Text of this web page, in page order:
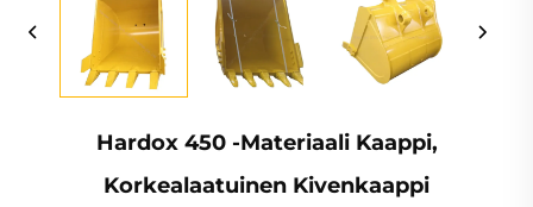
Hardox 450 -materiaali Kaappi,
Korkealaatuinen Kivenkaappi